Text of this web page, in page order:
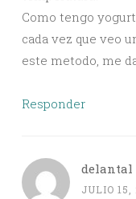
Como tengo
cada vez que veo
este metodo, me
Responder
delantal
JULIO